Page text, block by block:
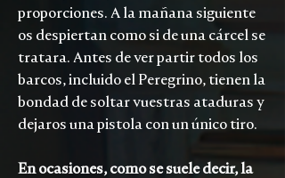
proporciones. A la mañana siguiente
os despiertan como si de una cárcel se
tratara. Antes de ver partir todos los
barcos, incluido el Peregrino, tienen la
bondad de soltar vuestras ataduras y
dejaros una pistola con un único tiro.
En ocasiones, como se suele decir, la